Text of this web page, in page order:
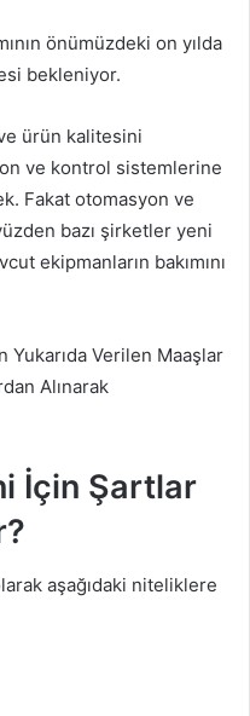
önümüzdeki on yılda
bekleniyor.
ürün kalitesini
ve kontrol sistemlerine
Fakat otomasyon ve
bazı şirketler yeni
ekipmanların bakımını
Verilen Maaşlar
Alınarak
İçin Şartlar
aşağıdaki niteliklere